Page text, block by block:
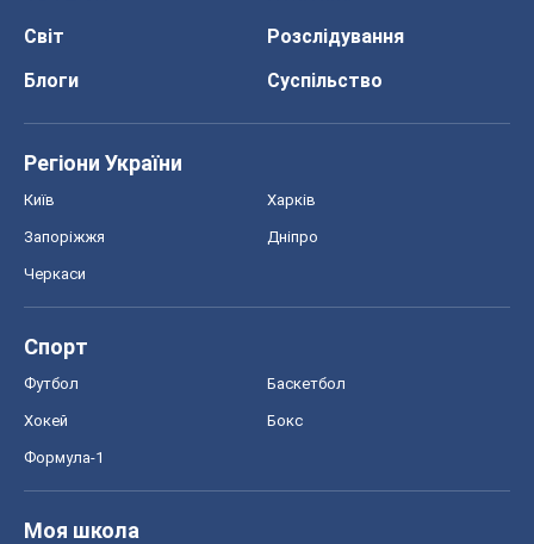
Світ
Розслідування
Блоги
Суспільство
Регіони України
Київ Харків
Запоріжжя Дніпро
Черкаси
Спорт
Футбол Баскетбол
Хокей Бокс
Формула-1
Моя школа